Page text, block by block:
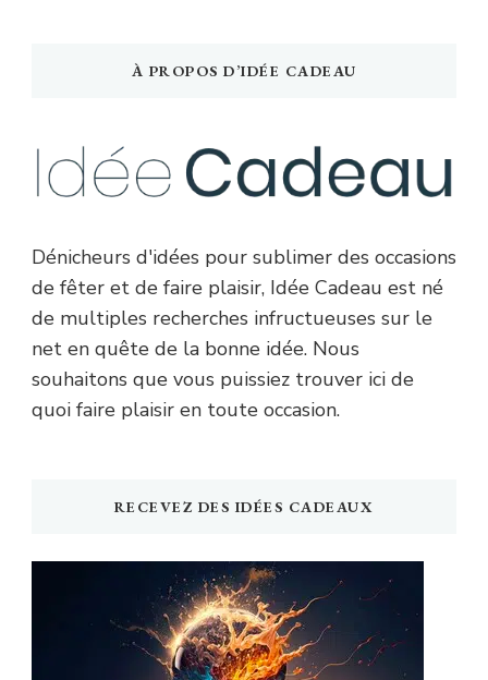
À PROPOS D’IDÉE CADEAU
Dénicheurs d'idées pour sublimer des occasions
de fêter et de faire plaisir, Idée Cadeau est né
de multiples recherches infructueuses sur le
net en quête de la bonne idée. Nous
souhaitons que vous puissiez trouver ici de
quoi faire plaisir en toute occasion.
RECEVEZ DES IDÉES CADEAUX